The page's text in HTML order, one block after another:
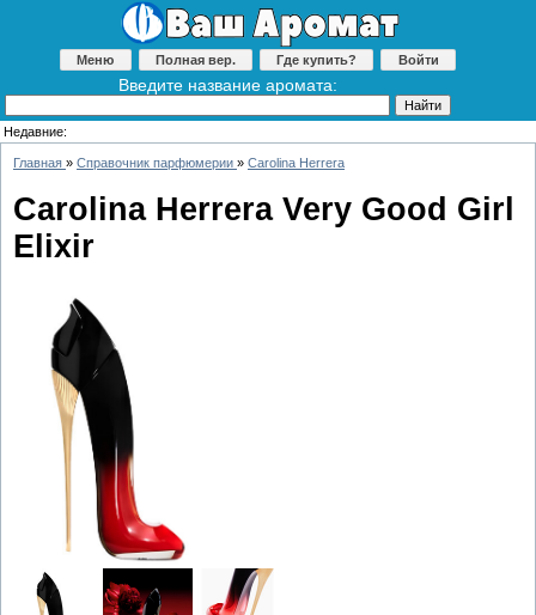
Меню Полная вер. Где купить? Войти
Введите название аромата:
Недавние:
Главная » Справочник парфюмерии » Carolina Herrera
Carolina Herrera Very Good Girl
Elixir